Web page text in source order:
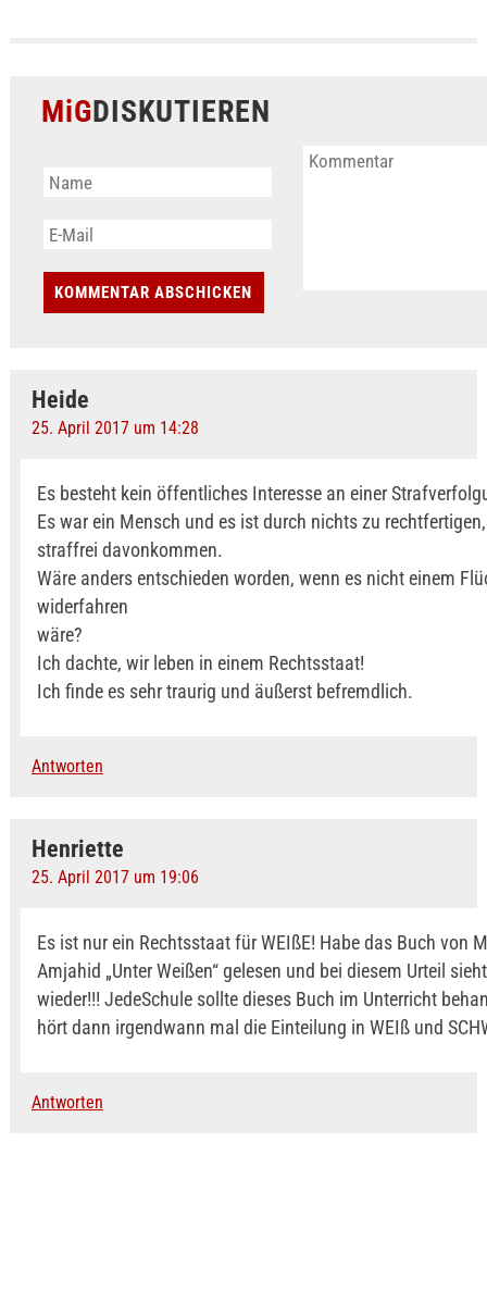
MiGDISKUTIEREN
Heide
25. April 2017 um 14:28
Es besteht kein öffentliches Interesse an einer
Es war ein Mensch und es ist durch nichts zu
straffrei davonkommen.
Wäre anders entschieden worden, wenn es nicht einem
widerfahren
wäre?
Ich dachte, wir leben in einem Rechtsstaat!
Ich finde es sehr traurig und äußerst befremdlich.
Antworten
Henriette
25. April 2017 um 19:06
Es ist nur ein Rechtsstaat für WEIßE! Habe das Buch von
Amjahid „Unter Weißen“ gelesen und bei diesem Urteil
wieder!!! JedeSchule sollte dieses Buch im Unterricht
hört dann irgendwann mal die Einteilung in WEIß und
Antworten